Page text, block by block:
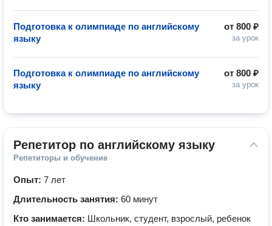
от 800 ₽
за урок
Подготовка к олимпиаде по английскому
языку
от 800 ₽
за урок
Подготовка к олимпиаде по английскому
языку
Репетитор по английскому языку
Репетиторы и обучение
Опыт: 7 лет
Длительность занятия: 60 минут
Кто занимается: Школьник, студент, взрослый, ребенок